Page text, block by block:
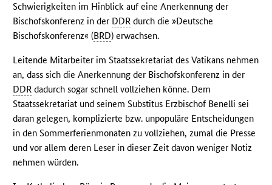
Schwierigkeiten im Hinblick auf eine Anerkennung der
Bischofskonferenz in der DDR durch die »Deutsche
Bischofskonferenz« (BRD) erwachsen.
Leitende Mitarbeiter im Staatssekretariat des Vatikans nehmen
an, dass sich die Anerkennung der Bischofskonferenz in der
DDR dadurch sogar schnell vollziehen könne. Dem
Staatssekretariat und seinem Substitus Erzbischof Benelli sei
daran gelegen, komplizierte bzw. unpopuläre Entscheidungen
in den Sommerferienmonaten zu vollziehen, zumal die Presse
und vor allem deren Leser in dieser Zeit davon weniger Notiz
nehmen würden.